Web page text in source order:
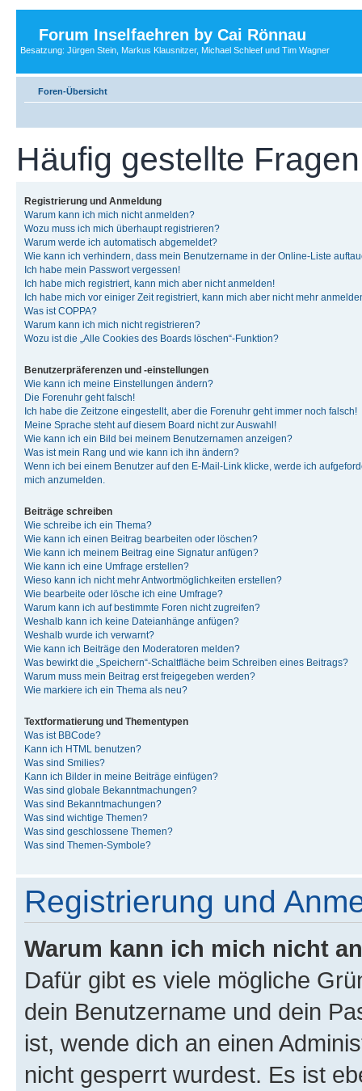
Forum Inselfaehren by Cai Rönnau
Besatzung: Jürgen Stein, Markus Klausnitzer, Michael Schleef und Tim Wagner
Foren-Übersicht
Häufig gestellte Fragen
Registrierung und Anmeldung
Warum kann ich mich nicht anmelden?
Wozu muss ich mich überhaupt registrieren?
Warum werde ich automatisch abgemeldet?
Wie kann ich verhindern, dass mein Benutzername in der Online-Liste
Ich habe mein Passwort vergessen!
Ich habe mich registriert, kann mich aber nicht anmelden!
Ich habe mich vor einiger Zeit registriert, kann mich aber nicht mehr
Was ist COPPA?
Warum kann ich mich nicht registrieren?
Wozu ist die „Alle Cookies des Boards löschen“-Funktion?
Benutzerpräferenzen und -einstellungen
Wie kann ich meine Einstellungen ändern?
Die Forenuhr geht falsch!
Ich habe die Zeitzone eingestellt, aber die Forenuhr geht immer noch falsch!
Meine Sprache steht auf diesem Board nicht zur Auswahl!
Wie kann ich ein Bild bei meinem Benutzernamen anzeigen?
Was ist mein Rang und wie kann ich ihn ändern?
Wenn ich bei einem Benutzer auf den E-Mail-Link klicke, werde ich
mich anzumelden.
Beiträge schreiben
Wie schreibe ich ein Thema?
Wie kann ich einen Beitrag bearbeiten oder löschen?
Wie kann ich meinem Beitrag eine Signatur anfügen?
Wie kann ich eine Umfrage erstellen?
Wieso kann ich nicht mehr Antwortmöglichkeiten erstellen?
Wie bearbeite oder lösche ich eine Umfrage?
Warum kann ich auf bestimmte Foren nicht zugreifen?
Weshalb kann ich keine Dateianhänge anfügen?
Weshalb wurde ich verwarnt?
Wie kann ich Beiträge den Moderatoren melden?
Was bewirkt die „Speichern“-Schaltfläche beim Schreiben eines Beitrags?
Warum muss mein Beitrag erst freigegeben werden?
Wie markiere ich ein Thema als neu?
Textformatierung und Thementypen
Was ist BBCode?
Kann ich HTML benutzen?
Was sind Smilies?
Kann ich Bilder in meine Beiträge einfügen?
Was sind globale Bekanntmachungen?
Was sind Bekanntmachungen?
Was sind wichtige Themen?
Was sind geschlossene Themen?
Was sind Themen-Symbole?
Registrierung und
Warum kann ich mich nicht
Dafür gibt es viele mögliche
dein Benutzername und dein
ist, wende dich an einen
nicht gesperrt wurdest. Es ist